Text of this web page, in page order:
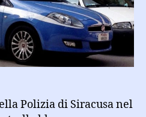
e
resistenza
a
pubblico
ufficiale
Polizia di Siracusa nel